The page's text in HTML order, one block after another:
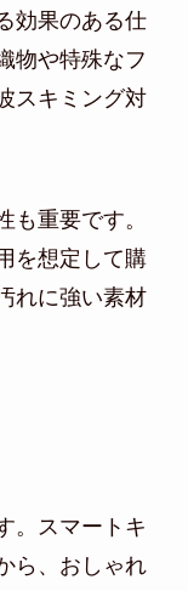
効果のある仕
物や特殊なフ
スキミング対
も重要です。
を想定して購
れに強い素材
。スマートキ
ら、おしゃれ